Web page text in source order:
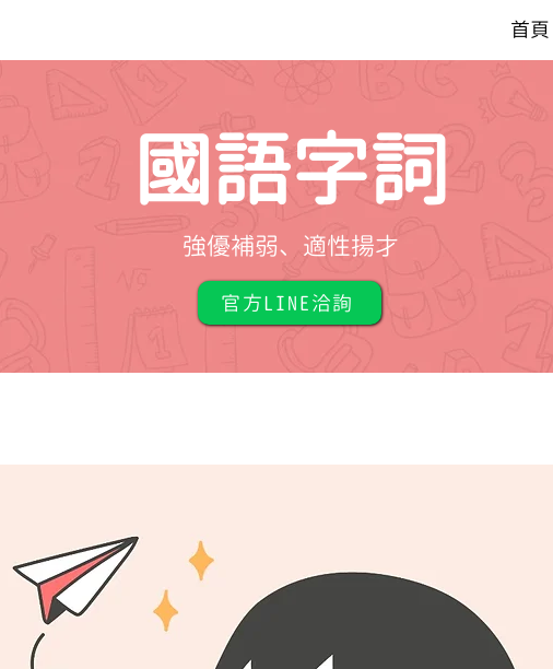
首頁
國語字詞
​強優補弱、適性揚才
官方LINE洽詢